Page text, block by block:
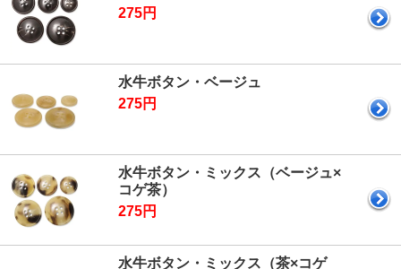
275円
水牛ボタン・ベージュ
275円
水牛ボタン・ミックス（ベージュ×
コゲ茶）
275円
水牛ボタン・ミックス（茶×コゲ